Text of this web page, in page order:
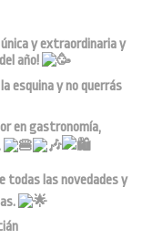
y extraordinaria y
año!
esquina y no querrás
en gastronomía,
todas las novedades y